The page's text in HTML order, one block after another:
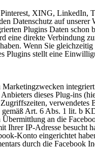
XING, LinkedIn,
Datenschutz auf
Plugins Daten
direkte Verbindung
Wenn Sie
Plugins stellt eine
dieses Plug-ins
Art. 6 Abs. 1 lit. b
an die
Ihrer IP-Adresse
Konto eingerichtet
durch die